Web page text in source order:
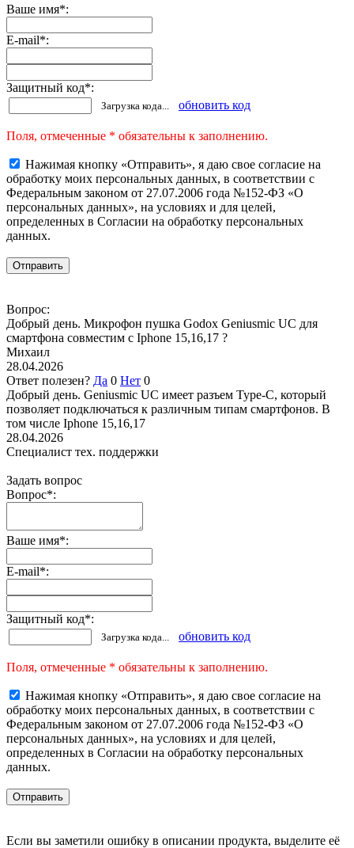
Ваше имя*:
E-mail*:
Защитный код*:
Загрузка кода... обновить код
Поля, отмеченные * обязательны к заполнению.
Нажимая кнопку «Отправить», я даю свое согласие на
обработку моих персональных данных, в соответствии с
Федеральным законом от 27.07.2006 года №152-ФЗ «О
персональных данных», на условиях и для целей,
определенных в Согласии на обработку персональных
данных.
Вопрос:
Добрый день. Микрофон пушка Godox Geniusmic UC для
смартфона совместим с Iphone 15,16,17 ?
Михаил
28.04.2026
Ответ полезен? Да 0 Нет 0
Добрый день. Geniusmic UC имеет разъем Type-C, который
позволяет подключаться к различным типам смартфонов. В
том числе Iphone 15,16,17
28.04.2026
Специалист тех. поддержки
Задать вопрос
Вопрос*:
Ваше имя*:
E-mail*:
Защитный код*:
Загрузка кода... обновить код
Поля, отмеченные * обязательны к заполнению.
Нажимая кнопку «Отправить», я даю свое согласие на
обработку моих персональных данных, в соответствии с
Федеральным законом от 27.07.2006 года №152-ФЗ «О
персональных данных», на условиях и для целей,
определенных в Согласии на обработку персональных
данных.
Если вы заметили ошибку в описании продукта, выделите её